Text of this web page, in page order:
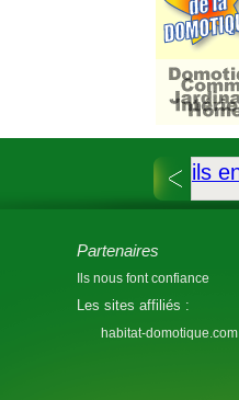
Partenaires
Ils nous font confiance
Les sites affiliés :
habitat-domotique.com